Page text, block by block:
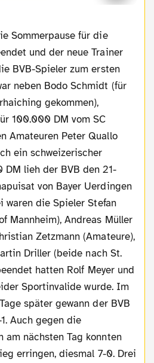
Sommerpause für die
und der neue Trainer
BVB-Spieler zum ersten
neben Bodo Schmidt (für
gekommen),
100.000 DM vom SC
Amateuren Peter Quallo
ein schweizerischer
lieh der BVB den 21-
von Bayer Uerdingen
waren die Spieler Stefan
Mannheim), Andreas Müller
Zetzmann (Amateure),
Driller (beide nach St.
hatten Rolf Meyer und
Sportinvalide wurde. Im
später gewann der BVB
Auch gegen die
am nächsten Tag konnten
erringen, diesmal 7-0. Drei